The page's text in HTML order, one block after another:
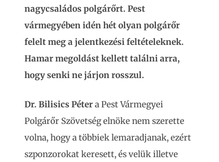
nagycsaládos polgárőrt. Pest
vármegyében idén hét olyan polgárőr
felelt meg a jelentkezési feltételeknek.
Hamar megoldást kellett találni arra,
hogy senki ne járjon rosszul.
Dr. Bilisics Pétera Pest Vármegyei
Polgárőr Szövetség elnöke nem szerette
volna, hogy a többiek lemaradjanak, ezért
szponzorokat keresett, és velük illetve